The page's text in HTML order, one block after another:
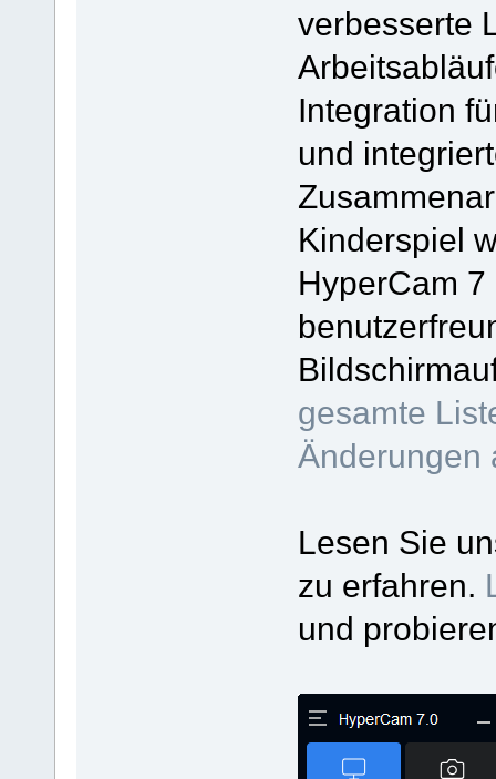
verbesserte
Integration
und
Kinderspiel
HyperCam
gesamte
Änderungen
Lesen Sie
zu erfahren.
und